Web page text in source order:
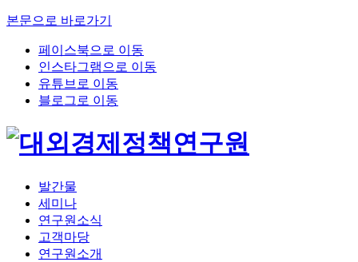
본문으로 바로가기
페이스북으로 이동
인스타그램으로 이동
유튜브로 이동
블로그로 이동
발간물
세미나
연구원소식
고객마당
연구원소개